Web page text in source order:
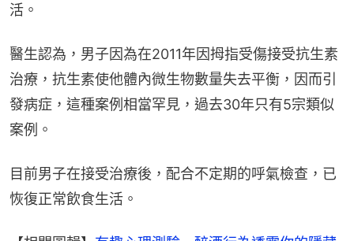
活。
醫生認為，男子因為在2011年因拇指受傷接受抗生素
治療，抗生素使他體內微生物數量失去平衡，因而引
發病症，這種案例相當罕見，過去30年只有5宗類似
案例。
目前男子在接受治療後，配合不定期的呼氣檢查，已
恢復正常飲食生活。